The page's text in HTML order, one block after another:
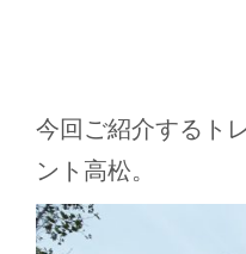
今回ご紹介するト
ント高松。